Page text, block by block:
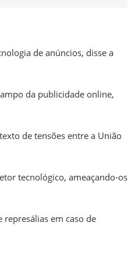
de anúncios, disse a
da publicidade online,
de tensões entre a União
tecnológico, ameaçando-os
represálias em caso de